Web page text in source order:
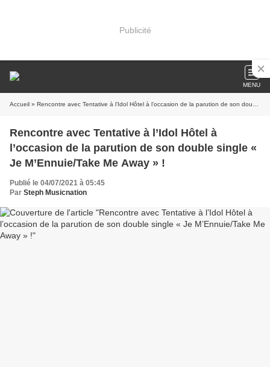
Publicité
MENU
Accueil » Rencontre avec Tentative à l’Idol Hôtel à l’occasion de la parution de son double single « Je M’Ennuie/Take Me Away » !
Rencontre avec Tentative à l’Idol Hôtel à
l’occasion de la parution de son double single «
Je M’Ennuie/Take Me Away » !
Publié le 04/07/2021 à 05:45
Par Steph Musicnation